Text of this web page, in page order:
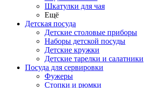
Шкатулки для чая
Ещё
Детская посуда
Детские столовые приборы
Наборы детской посуды
Детские кружки
Детские тарелки и салатники
Посуда для сервировки
Фужеры
Стопки и рюмки